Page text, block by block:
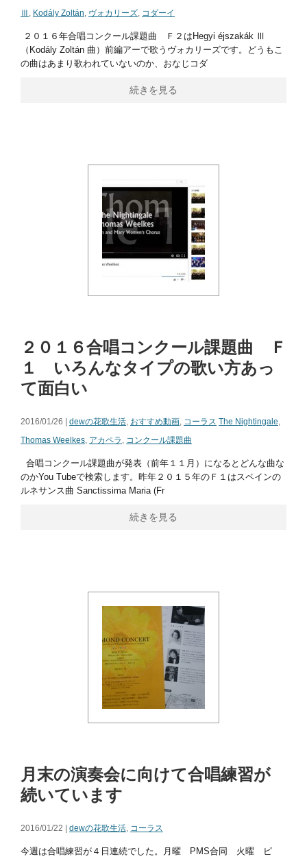
Ⅲ , Kodály Zoltán, ヴォカリーズ, コダーイ
２０１６年合唱コンクール課題曲 Ｆ２はHegyi éjszakák Ⅲ
（Kodály Zoltán 曲）前編アーで歌うヴォカリーズです。どうもこ
の曲はあまり歌われていないのか、おなじコダ
続きを見る
２０１６合唱コンクール課題曲 Ｆ
１ いろんなタイプの歌い方あっ
て面白い
2016/01/26 | dewの花歌生活, おすすめ動画, コーラス The Nightingale,
Thomas Weelkes, アカペラ , コンクール課題曲
合唱コンクール課題曲が発表（前年１１月）になるとどんな曲な
のかYou Tubeで検索します。昨年２０１５年のＦ１はスペインの
ルネサンス曲 Sanctissima Maria (Fr
続きを見る
月末の演奏会に向けて合唱練習が
続いています
2016/01/22 | dewの花歌生活, コーラス
今週は合唱練習が４日連続でした。月曜 PMS合同 火曜 ピ